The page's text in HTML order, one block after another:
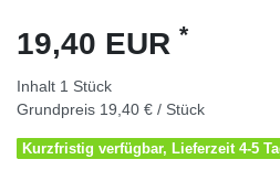
19,40 EUR *
Inhalt 1 Stück
Grundpreis 19,40 € / Stück
Kurzfristig verfügbar, Lieferzeit 4-5